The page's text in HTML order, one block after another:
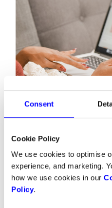
Consent
Cookie Policy
We use cookies to optimise
experience, and marketing.
how we use cookies in our
Policy.
Hva gjør en
sikker?
Det kan være flere
betalingsløsning anses
eksempel være:
Tokenisering